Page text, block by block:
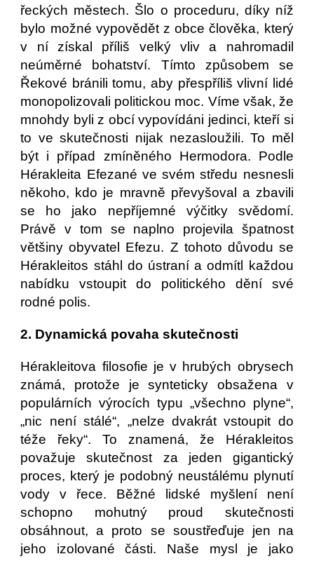
řeckých městech. Šlo o proceduru, díky níž
bylo možné vypovědět z obce člověka, který
v ní získal příliš velký vliv a nahromadil
neúměrné bohatství. Tímto způsobem se
Řekové bránili tomu, aby přespříliš vlivní lidé
monopolizovali politickou moc. Víme však, že
mnohdy byli z obcí vypovídáni jedinci, kteří si
to ve skutečnosti nijak nezasloužili. To měl
být i případ zmíněného Hermodora. Podle
Hérakleita Efezané ve svém středu nesnesli
někoho, kdo je mravně převyšoval a zbavili
se ho jako nepříjemné výčitky svědomí.
Právě v tom se naplno projevila špatnost
většiny obyvatel Efezu. Z tohoto důvodu se
Hérakleitos stáhl do ústraní a odmítl každou
nabídku vstoupit do politického dění své
rodné polis.
2. Dynamická povaha skutečnosti
Hérakleitova filosofie je v hrubých obrysech
známá, protože je synteticky obsažena v
populárních výrocích typu „všechno plyne“,
„nic není stálé“, „nelze dvakrát vstoupit do
téže řeky“. To znamená, že Hérakleitos
považuje skutečnost za jeden gigantický
proces, který je podobný neustálému plynutí
vody v řece. Běžné lidské myšlení není
schopno mohutný proud skutečnosti
obsáhnout, a proto se soustřeďuje jen na
jeho izolované části. Naše mysl je jako